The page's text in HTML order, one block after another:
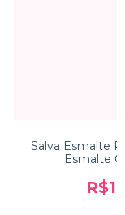
Salva Esmalte
Esmalte